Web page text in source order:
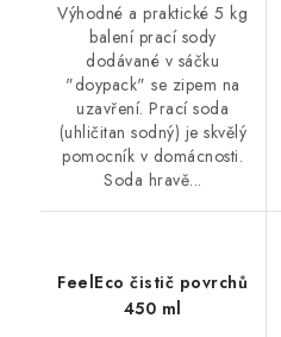
Výhodné a praktické 5 kg
balení prací sody
dodávané v sáčku
"doypack" se zipem na
uzavření. Prací soda
(uhličitan sodný) je skvělý
pomocník v domácnosti.
Soda hravě...
FeelEco čistič povrchů
450 ml